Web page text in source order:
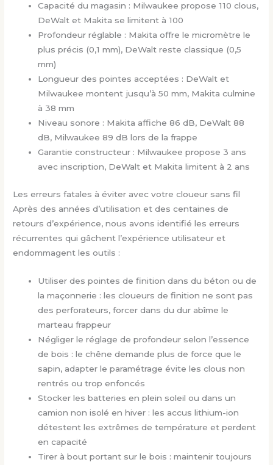
Capacité du magasin : Milwaukee propose 110 clous,
DeWalt et Makita se limitent à 100
Profondeur réglable : Makita offre le micromètre le
plus précis (0,1 mm), DeWalt reste classique (0,5
mm)
Longueur des pointes acceptées : DeWalt et
Milwaukee montent jusqu’à 50 mm, Makita culmine
à 38 mm
Niveau sonore : Makita affiche 86 dB, DeWalt 88
dB, Milwaukee 89 dB lors de la frappe
Garantie constructeur : Milwaukee propose 3 ans
avec inscription, DeWalt et Makita limitent à 2 ans
Les erreurs fatales à éviter avec votre cloueur sans fil
Après des années d’utilisation et des centaines de
retours d’expérience, nous avons identifié les erreurs
récurrentes qui gâchent l’expérience utilisateur et
endommagent les outils :
Utiliser des pointes de finition dans du béton ou de
la maçonnerie : les cloueurs de finition ne sont pas
des perforateurs, forcer dans du dur abîme le
marteau frappeur
Négliger le réglage de profondeur selon l’essence
de bois : le chêne demande plus de force que le
sapin, adapter le paramétrage évite les clous non
rentrés ou trop enfoncés
Stocker les batteries en plein soleil ou dans un
camion non isolé en hiver : les accus lithium-ion
détestent les extrêmes de température et perdent
en capacité
Tirer à bout portant sur le bois : maintenir toujours